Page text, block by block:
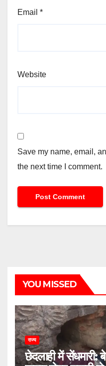
Email *
Website
Save my name, email,
the next time I comment.
YOU MISSED
राज्य
छेदलाही में सेंधमारी: